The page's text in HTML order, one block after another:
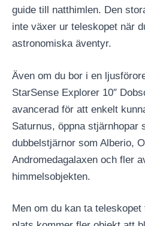
guide till natthimlen. Den
inte växer ur teleskopet när
astronomiska äventyr.
Även om du bor i en
StarSense Explorer 10″
avancerad för att enkelt
Saturnus, öppna stjärnhopar
dubbelstjärnor som Alberio,
Andromedagalaxen och fler
himmelsobjekten.
Men om du kan ta